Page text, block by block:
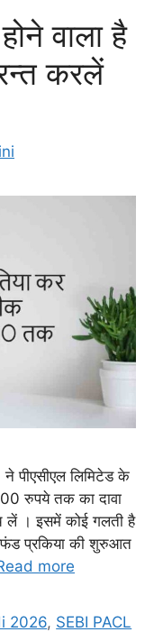
वाला है
करलें
ने पीएसीएल लिमिटेड के
रुपये तक का दावा
लें । इसमें कोई गलती है
प्रकिया की शुरुआत
more
2026, SEBI PACL